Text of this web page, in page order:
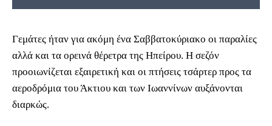
Γεμάτες ήταν για ακόμη ένα Σαββατοκύριακο οι παραλίες
αλλά και τα ορεινά θέρετρα της Ηπείρου. Η σεζόν
προοιωνίζεται εξαιρετική και οι πτήσεις τσάρτερ προς τα
αεροδρόμια του Άκτιου και των Ιωαννίνων αυξάνονται
διαρκώς.